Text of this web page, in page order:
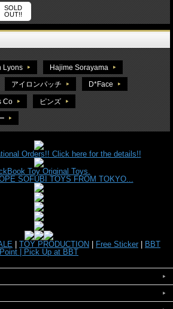
SOLD
OUT!!
Lyons Hajime Sorayama
アイロンパッチ D*Face
Co ピンズ
Orders!! Click here for the details!!
Toy Original Toys.
SOFUBI TOYS FROM TOKYO...
TOY PRODUCTION Free Sticker
BBT
Point |
Pick Up at BBT